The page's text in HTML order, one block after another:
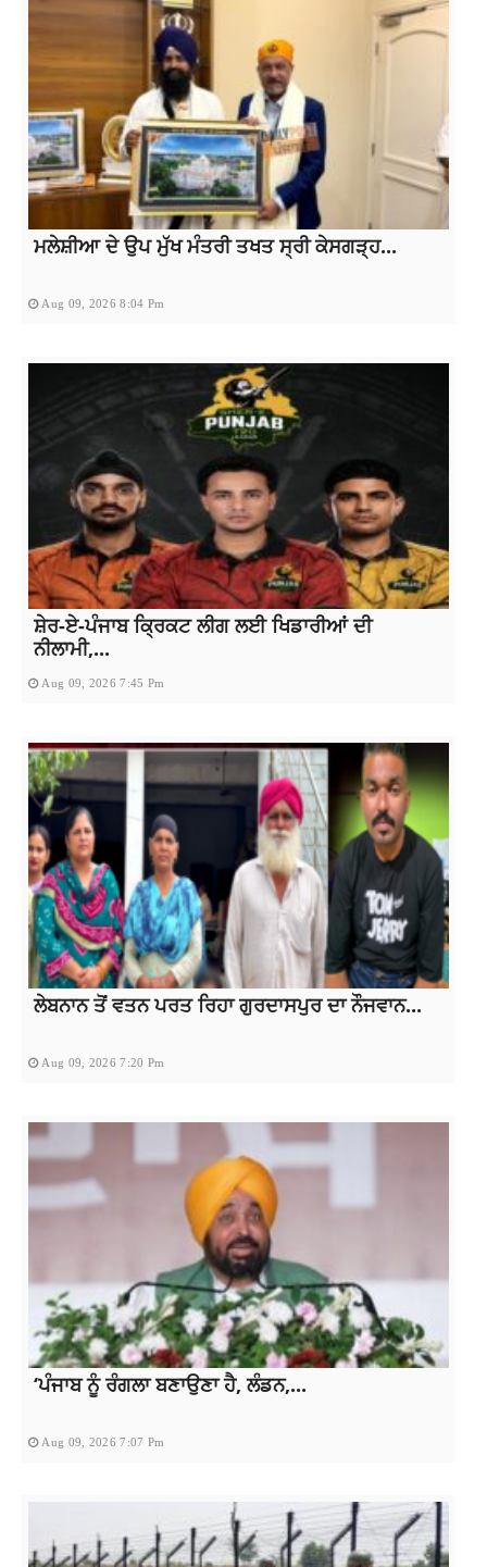
ਮਲੇਸ਼ੀਆ ਦੇ ਉਪ ਮੁੱਖ ਮੰਤਰੀ ਤਖਤ ਸ੍ਰੀ ਕੇਸਗੜ੍ਹ...
Aug 09, 2026 8:04 Pm
ਸ਼ੇਰ-ਏ-ਪੰਜਾਬ ਕ੍ਰਿਕਟ ਲੀਗ ਲਈ ਖਿਡਾਰੀਆਂ ਦੀ
ਨੀਲਾਮੀ,...
Aug 09, 2026 7:45 Pm
ਲੇਬਨਾਨ ਤੋਂ ਵਤਨ ਪਰਤ ਰਿਹਾ ਗੁਰਦਾਸਪੁਰ ਦਾ ਨੌਜਵਾਨ...
Aug 09, 2026 7:20 Pm
‘ਪੰਜਾਬ ਨੂੰ ਰੰਗਲਾ ਬਣਾਉਣਾ ਹੈ, ਲੰਡਨ,...
Aug 09, 2026 7:07 Pm